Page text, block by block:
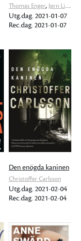
Thomas Enger, Jørn Lier Horst
Utg.dag. 2021-01-07
Rec.dag. 2021-01-07
Den enögda kaninen
Christoffer Carlsson
Utg.dag. 2021-02-04
Rec.dag. 2021-02-04